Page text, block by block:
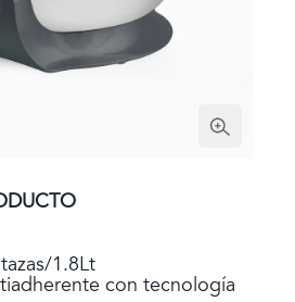
1.8Lt
con tecnología